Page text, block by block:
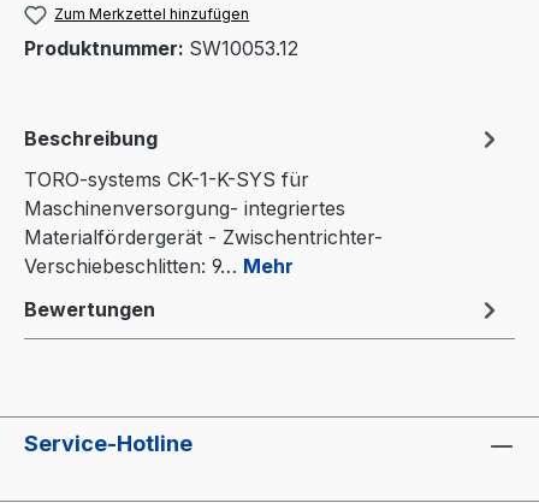
Zum Merkzettel hinzufügen
Produktnummer: SW10053.12
Beschreibung
TORO-systems CK-1-K-SYS für
Maschinenversorgung- integriertes
Materialfördergerät - Zwischentrichter-
Verschiebeschlitten: 9… Mehr
Bewertungen
Service-Hotline